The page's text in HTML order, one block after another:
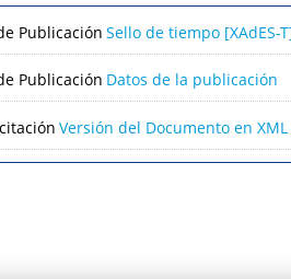
Publicación Sello de tiempo [XAdES-
Publicación Datos de la publicación
Versión del Documento en XML